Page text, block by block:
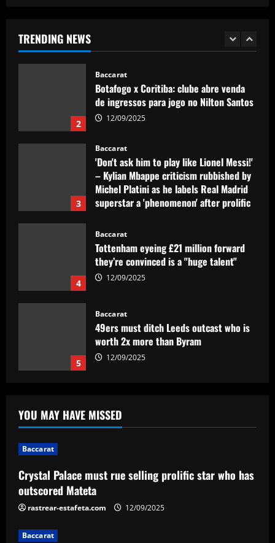
TRENDING NEWS
1
2
Baccarat
Botafogo x Coritiba: clube abre venda
de ingressos para jogo no Nilton Santos
12/09/2025
3
Baccarat
'Don't ask him to play like Lionel Messi!'
– Kylian Mbappe criticism rubbished by
Michel Platini as he labels Real Madrid
superstar a 'phenomenon' after prolific
12/09/2025
4
Baccarat
Tottenham eyeing £21 million forward
they’re convinced is a "huge talent"
12/09/2025
5
Baccarat
49ers must ditch Leeds outcast who is
worth 2x more than Byram
12/09/2025
Crystal Palace must rue selling prolific
star who has outscored Mateta
Baccarat
Botafogo x Coritiba: clube abre venda
de ingressos para jogo no Nilton Santos
YOU MAY HAVE MISSED
Baccarat
Crystal Palace must rue selling prolific star who has
outscored Mateta
rastrear-estafeta.com 12/09/2025
Baccarat